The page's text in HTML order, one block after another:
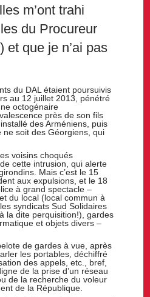
m’ont trahi
du Procureur
et que je n’ai pas
du DAL étaient poursuivis
au 12 juillet 2013, pénétré
octogénaire
près de son fils
des Arméniens, puis
soit des Géorgiens, qui
voisins choqués
cette intrusion, qui alerte
Mais c’est le 15
aux expulsions, et le 18
à grand spectacle –
du local (local commun à
syndicats Sud Solidaires
la dite perquisition!), gardes
et objets divers –
de gardes à vue, après
les portables, déchiffré
des appels, etc., bref,
de la prise d’un réseau
de la recherche du voleur
de la République.